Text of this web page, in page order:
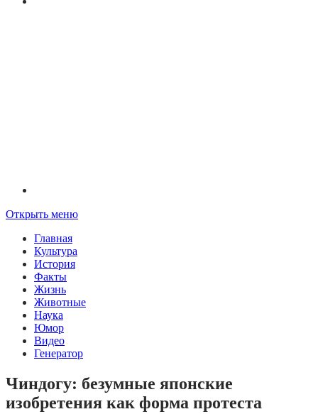
Открыть меню
Главная
Культура
История
Факты
Жизнь
Животные
Наука
Юмор
Видео
Генератор
Чиндогу: безумные японские
изобретения как форма протеста